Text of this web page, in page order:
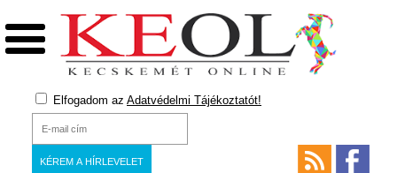
Elfogadom az Adatvédelmi Tájékoztatót!